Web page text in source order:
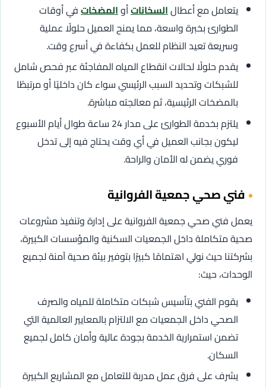
يتعامل مع أعطالالسخاناتأوالمضخاتفي أوقات
الطوارئ بخبرة واسعة، مما يمنح العميل حلولًا عملية
وسريعة تعيد النظام للعمل بكفاءة في أسرع وقت.
يقدم حلولًا لحالات انقطاع المياه المفاجئة عبر فحص شامل
للشبكات وتحديد السبب الرئيسي سواء كان داخليًا أو مرتبطًا
بالمضخات الرئيسية، ثم معالجته مباشرة.
يلتزم بخدمة الطوارئ على مدار 24 ساعة طوال أيام الأسبوع
ليكون بجانب العميل في أي وقت يحتاج فيه إلى تدخل
فوري يضمن له الأمان والراحة.
فني صحي جمعية الفروانية
يعمل فني صحي جمعية الفروانية على إدارة وتنفيذ مشروعات
صحية متكاملة داخل الجمعيات السكنية والمؤسسات الكبيرة،
بشركتنا حيث نولي اهتمامًا كبيرًا بتوفير بيئة صحية آمنة لجميع
الوحدات، حيث:
يقوم الفني بتأسيس شبكات متكاملة للمياه والصرف
الصحي داخل الجمعيات مع الالتزام بالمعايير العالمية التي
تضمن استمرارية الخدمة بجودة عالية وأمان كامل لجميع
السكان.
يشرف على فرق عمل مدربة للتعامل مع المشاريع الكبيرة